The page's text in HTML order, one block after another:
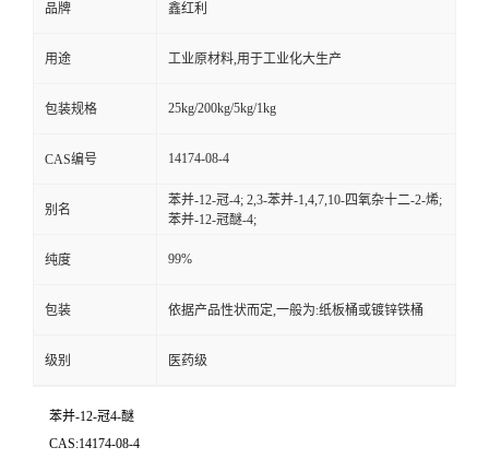
品牌 鑫红利
用途 工业原材料,用于工业化大生产
包装规格 25kg/200kg/5kg/1kg
CAS编号 14174-08-4
别名
苯并-12-冠-4; 2,3-苯并-1,4,7,10-四氧杂十二-2-烯;
苯并-12-冠醚-4;
纯度 99%
包装 依据产品性状而定,一般为:纸板桶或镀锌铁桶
级别 医药级
苯并-12-冠4-醚
CAS:14174-08-4